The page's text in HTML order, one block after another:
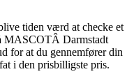
tiden værd at checke et
MASCOTÂ Darmstadt
for at du gennemfører din
i den prisbilligste pris.